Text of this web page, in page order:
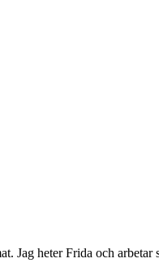
Jag heter Frida och